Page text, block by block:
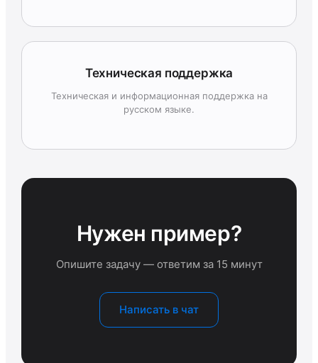
Техническая поддержка
Техническая и информационная поддержка на
русском языке.
Нужен пример?
Опишите задачу — ответим за 15 минут
Написать в чат